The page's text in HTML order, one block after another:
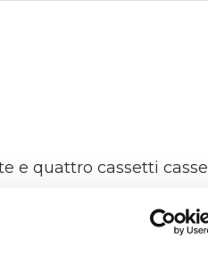
e quattro cassetti
di legno impiallacciato,